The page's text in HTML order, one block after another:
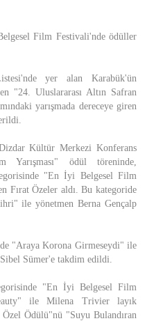
Film Festivali'nde ödüller
yer alan Karabük'ün
"24. Uluslararası Altın Safran
yarışmada dereceye giren
Kültür Merkezi Konferans
Yarışması" ödül töreninde,
"En İyi Belgesel Film
Fırat Özeler aldı. Bu kategoride
ile yönetmen Berna Gençalp
"Araya Korona Girmeseydi" ile
Sümer'e takdim edildi.
"En İyi Belgesel Film
ile Milena Trivier layık
Ödülü"nü "Suyu Bulandıran